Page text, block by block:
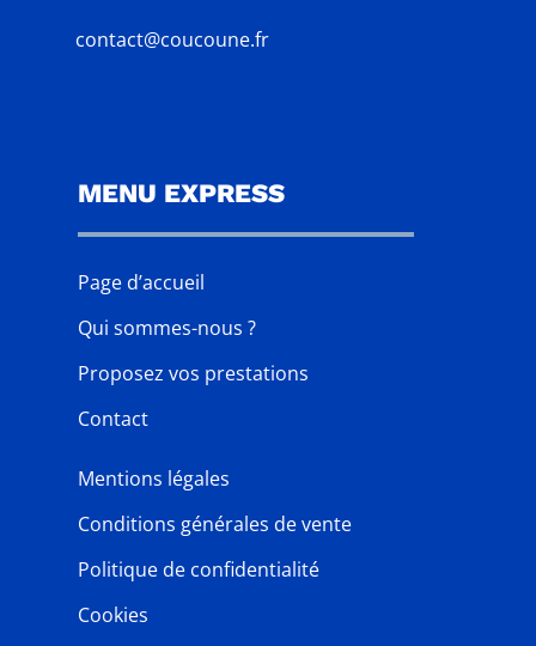
contact@coucoune.fr
MENU EXPRESS
Page d’accueil
Qui sommes-nous ?
Proposez vos prestations
Contact
Mentions légales
Conditions générales de vente
Politique de confidentialité
Cookies